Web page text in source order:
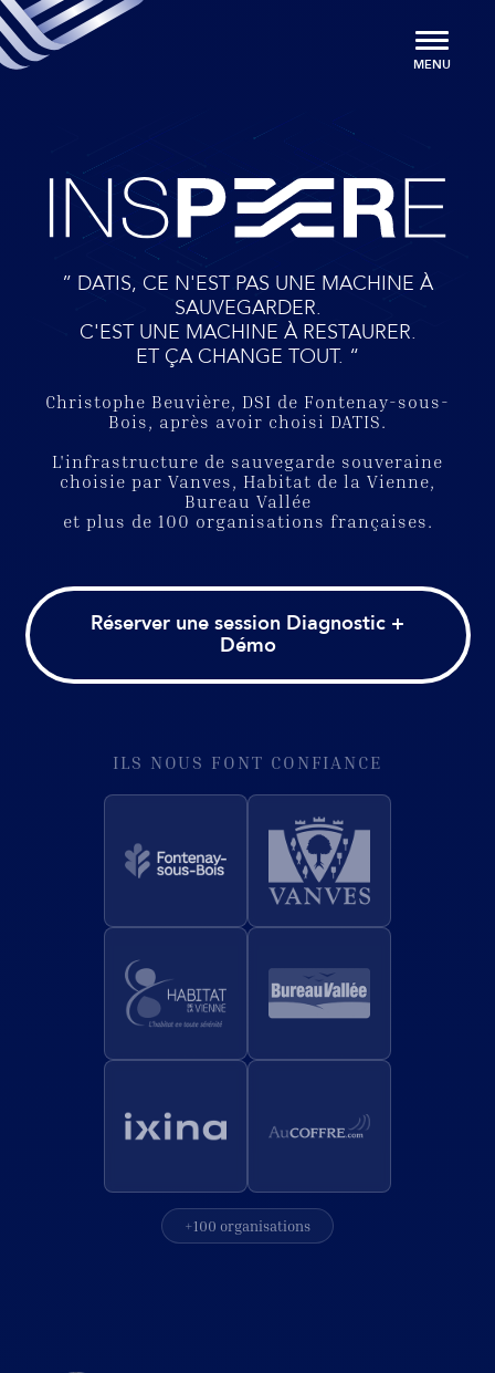
contenu Aller au menu
MENU
” DATIS, CE N'EST PAS UNE MACHINE À
SAUVEGARDER.
C'EST UNE MACHINE À RESTAURER.
ET ÇA CHANGE TOUT. “
Christophe Beuvière, DSI de Fontenay-sous-
Bois, après avoir choisi DATIS.
L'infrastructure de sauvegarde souveraine
choisie par Vanves, Habitat de la Vienne,
Bureau Vallée
et plus de 100 organisations françaises.
Réserver une session Diagnostic +
Démo
ILS NOUS FONT CONFIANCE
+100 organisations